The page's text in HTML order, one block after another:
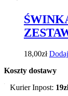
18,00zł
Koszty dostawy
Kurier Inpost: